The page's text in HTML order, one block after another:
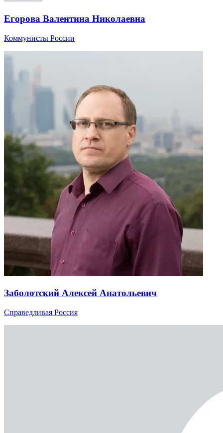
Егорова Валентина Николаевна
Коммунисты России
Заболотский Алексей Анатольевич
Справедливая Россия